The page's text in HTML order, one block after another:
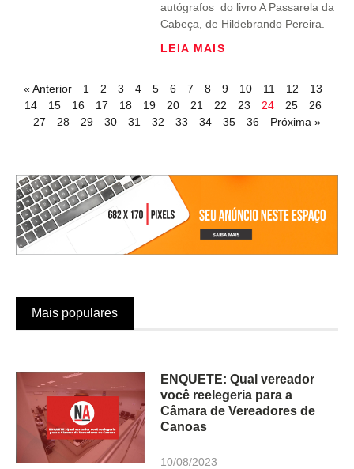
autógrafos do livro A Passarela da
Cabeça, de Hildebrando Pereira.
LEIA MAIS
« Anterior 1 2 3 4 5 6 7 8 9 10 11 12
13
14
15 16 17 18 19 20 21 22 23 24 25
26
27
28 29 30 31 32 33 34 35 36 Próxima »
Mais populares
ENQUETE: Qual vereador
você reelegeria para a
Câmara de Vereadores de
Canoas
10/08/2023